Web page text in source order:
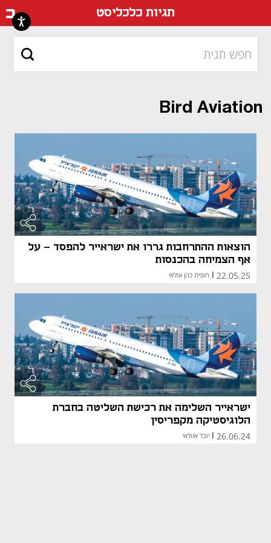
תגיות כלכליסט
Bird Aviation
הוצאות ההתרחבות גררו את ישראייר להפסד - על
אף הצמיחה בהכנסות
22.05.25 חופית כהן אולאי
ישראייר השלימה את רכישת השליטה בחברת
הלוגיסטיקה מקפריסין
26.06.24 יובל אזולאי